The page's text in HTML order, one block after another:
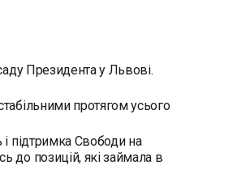
Президента у Львові.
протягом усього
підтримка Свободи на
до позицій, які займала в